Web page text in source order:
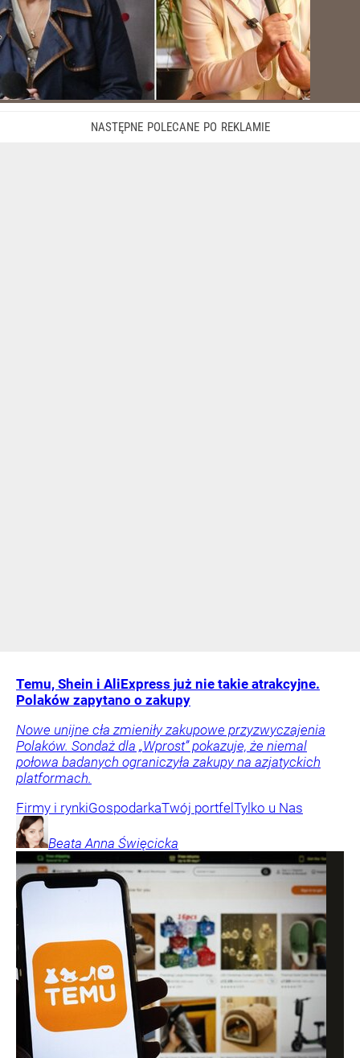
Temu, Shein i AliExpress już nie takie atrakcyjne.
Polaków zapytano o zakupy
Nowe unijne cła zmieniły zakupowe przyzwyczajenia
Polaków. Sondaż dla „Wprost” pokazuje, że niemal
połowa badanych ograniczyła zakupy na azjatyckich
platformach.
Firmy i rynkiGospodarkaTwój portfel Tylko u Nas
Beata Anna Święcicka